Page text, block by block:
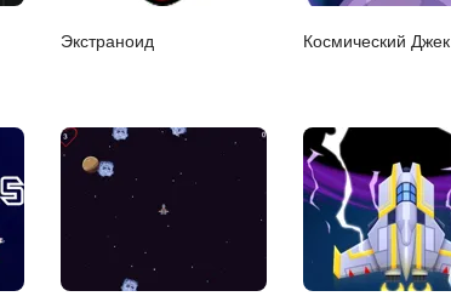
Экстраноид Космический Джек